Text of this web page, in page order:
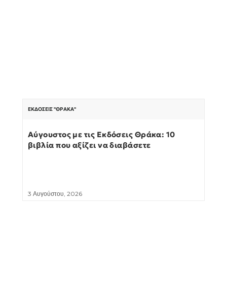
ΕΚΔΌΣΕΙΣ "ΘΡΆΚΑ"
Αύγουστος με τις Εκδόσεις Θράκα: 10
βιβλία που αξίζει να διαβάσετε
3 Αυγούστου, 2026